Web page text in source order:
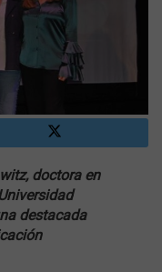
doctora en
destacada